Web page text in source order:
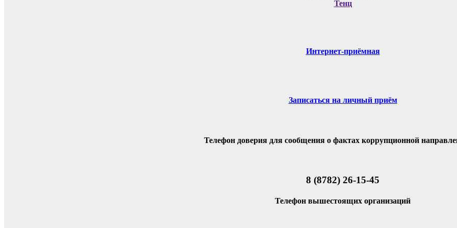
Тенц
Интернет-приёмная
Записаться на личный приём
Телефон доверия для сообщения о фактах коррупционной
8 (8782) 26-15-45
Телефон вышестоящих организаций